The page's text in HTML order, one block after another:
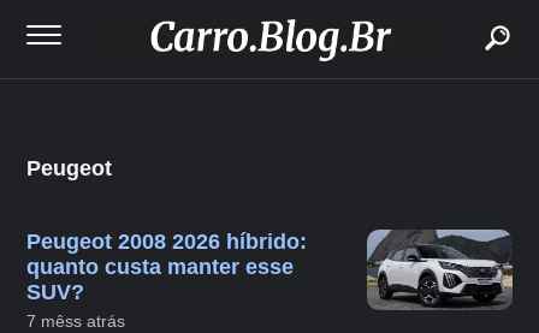
Peugeot
Peugeot 2008 2026 híbrido:
quanto custa manter esse
SUV?
7 mêss atrás